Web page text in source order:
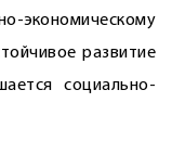
развитие
социально-